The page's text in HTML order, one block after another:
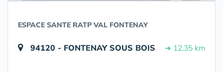
ESPACE SANTE RATP VAL FONTENAY
94120 - FONTENAY SOUS BOIS ➔ 12.35 km